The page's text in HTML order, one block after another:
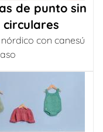
de punto sin
con canesú